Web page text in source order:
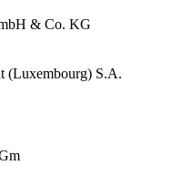
& Co. KG
(Luxembourg) S.A.